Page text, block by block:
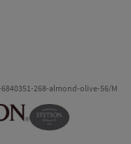
6840351-268-almond-olive-56/M